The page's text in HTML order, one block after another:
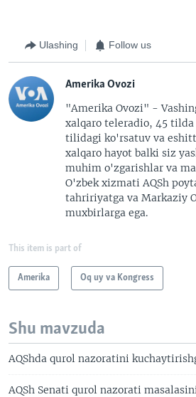
Ulashing Follow us
Amerika Ovozi
"Amerika Ovozi" -
xalqaro teleradio, 45 tilda
tilidagi ko'rsatuv va
xalqaro hayot balki siz
muhim o'zgarishlar va
O'zbek xizmati AQSh
tahririyatga va Markaziy
muxbirlarga ega.
This item is part of
Amerika Oq uy va Kongress
Shu mavzuda
AQShda qurol nazoratini
AQSh Senati qurol nazorati